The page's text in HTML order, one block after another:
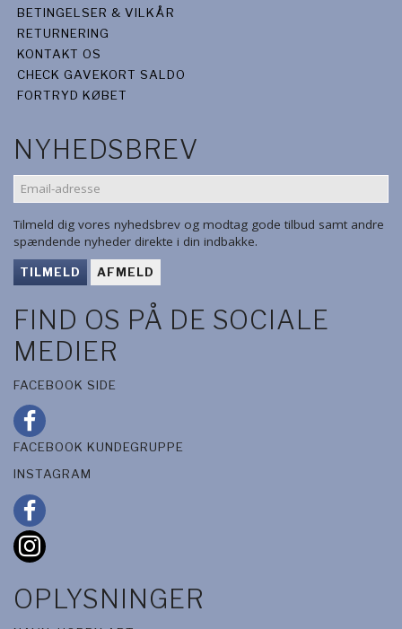
BETINGELSER & VILKÅR
RETURNERING
KONTAKT OS
CHECK GAVEKORT SALDO
FORTRYD KØBET
NYHEDSBREV
EMAIL-
ADRESSE
Tilmeld dig vores nyhedsbrev og modtag gode tilbud samt andre
spændende nyheder direkte i din indbakke.
TILMELD AFMELD
FIND OS PÅ DE SOCIALE
MEDIER
FACEBOOK SIDE
FACEBOOK KUNDEGRUPPE
INSTAGRAM
OPLYSNINGER